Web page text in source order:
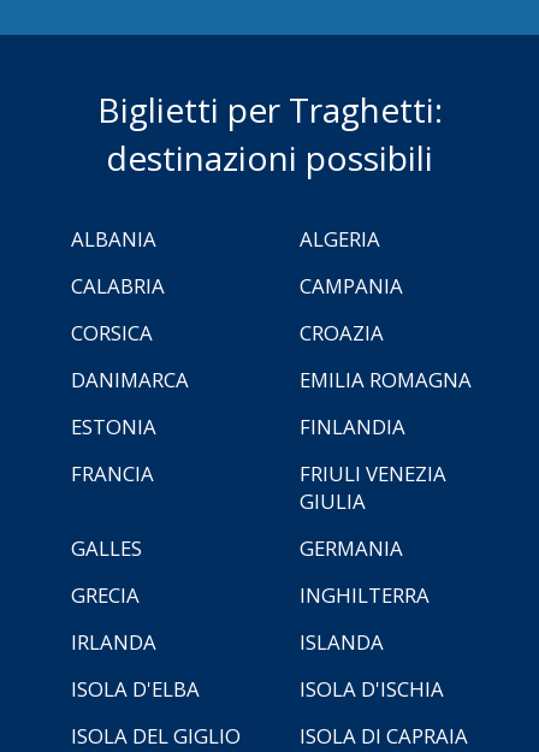
Biglietti per Traghetti:
destinazioni possibili
ALBANIA
ALGERIA
CALABRIA
CAMPANIA
CORSICA
CROAZIA
DANIMARCA
EMILIA ROMAGNA
ESTONIA
FINLANDIA
FRANCIA
FRIULI VENEZIA
GIULIA
GALLES
GERMANIA
GRECIA
INGHILTERRA
IRLANDA
ISLANDA
ISOLA D'ELBA
ISOLA D'ISCHIA
ISOLA DEL GIGLIO
ISOLA DI CAPRAIA